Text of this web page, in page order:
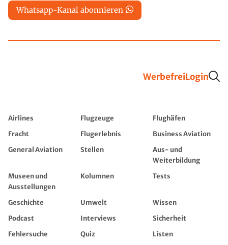
Whatsapp-Kanal abonnieren
WerbefreiLogin
Airlines Flugzeuge
Flughäfen
Fracht
Flugerlebnis
Business Aviation
General Aviation
Stellen
Aus- und
Weiterbildung
Museen und
Ausstellungen
Kolumnen Tests
Geschichte Umwelt
Wissen
Podcast
Interviews
Sicherheit
Fehlersuche
Quiz
Listen